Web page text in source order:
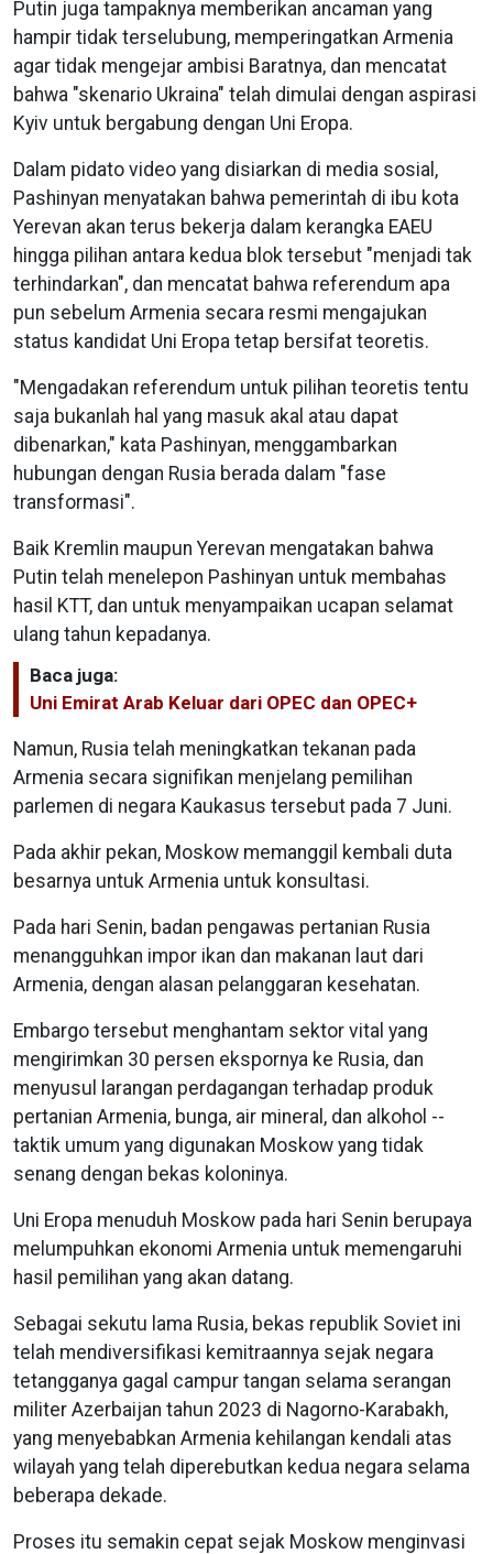
Putin juga tampaknya memberikan ancaman yang
hampir tidak terselubung, memperingatkan Armenia
agar tidak mengejar ambisi Baratnya, dan mencatat
bahwa "skenario Ukraina" telah dimulai dengan aspirasi
Kyiv untuk bergabung dengan Uni Eropa.
Dalam pidato video yang disiarkan di media sosial,
Pashinyan menyatakan bahwa pemerintah di ibu kota
Yerevan akan terus bekerja dalam kerangka EAEU
hingga pilihan antara kedua blok tersebut "menjadi tak
terhindarkan", dan mencatat bahwa referendum apa
pun sebelum Armenia secara resmi mengajukan
status kandidat Uni Eropa tetap bersifat teoretis.
"Mengadakan referendum untuk pilihan teoretis tentu
saja bukanlah hal yang masuk akal atau dapat
dibenarkan," kata Pashinyan, menggambarkan
hubungan dengan Rusia berada dalam "fase
transformasi".
Baik Kremlin maupun Yerevan mengatakan bahwa
Putin telah menelepon Pashinyan untuk membahas
hasil KTT, dan untuk menyampaikan ucapan selamat
ulang tahun kepadanya.
Baca juga:
Uni Emirat Arab Keluar dari OPEC dan OPEC+
Namun, Rusia telah meningkatkan tekanan pada
Armenia secara signifikan menjelang pemilihan
parlemen di negara Kaukasus tersebut pada 7 Juni.
Pada akhir pekan, Moskow memanggil kembali duta
besarnya untuk Armenia untuk konsultasi.
Pada hari Senin, badan pengawas pertanian Rusia
menangguhkan impor ikan dan makanan laut dari
Armenia, dengan alasan pelanggaran kesehatan.
Embargo tersebut menghantam sektor vital yang
mengirimkan 30 persen ekspornya ke Rusia, dan
menyusul larangan perdagangan terhadap produk
pertanian Armenia, bunga, air mineral, dan alkohol --
taktik umum yang digunakan Moskow yang tidak
senang dengan bekas koloninya.
Uni Eropa menuduh Moskow pada hari Senin berupaya
melumpuhkan ekonomi Armenia untuk memengaruhi
hasil pemilihan yang akan datang.
Sebagai sekutu lama Rusia, bekas republik Soviet ini
telah mendiversifikasi kemitraannya sejak negara
tetangganya gagal campur tangan selama serangan
militer Azerbaijan tahun 2023 di Nagorno-Karabakh,
yang menyebabkan Armenia kehilangan kendali atas
wilayah yang telah diperebutkan kedua negara selama
beberapa dekade.
Proses itu semakin cepat sejak Moskow menginvasi